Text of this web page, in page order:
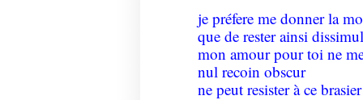
je préfere me donner la
que de rester ainsi
mon amour pour toi ne
nul recoin obscur
ne peut resister à ce